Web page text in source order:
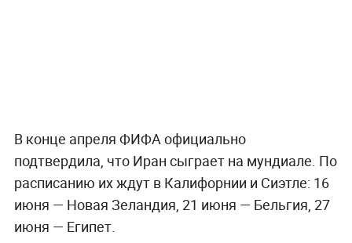
В конце апреля ФИФА официально
подтвердила, что Иран сыграет на мундиале. По
расписанию их ждут в Калифорнии и Сиэтле: 16
июня — Новая Зеландия, 21 июня — Бельгия, 27
июня — Египет.